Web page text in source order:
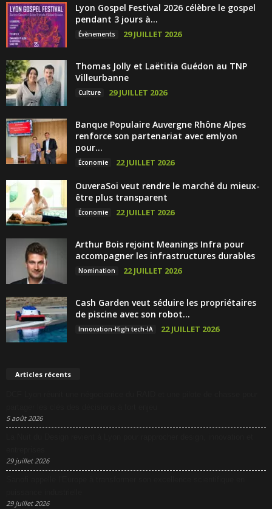
Lyon Gospel Festival 2026 célèbre le gospel
pendant 3 jours à...
Évènements 29 JUILLET 2026
Thomas Jolly et Laëtitia Guédon au TNP
Villeurbanne
Culture 29 JUILLET 2026
Banque Populaire Auvergne Rhône Alpes
renforce son partenariat avec emlyon
pour...
Économie 22 JUILLET 2026
OuveraSoi veut rendre le marché du mieux-
être plus transparent
Économie 22 JUILLET 2026
Arthur Bois rejoint Meanings Infra pour
accompagner les infrastructures durables
Nomination 22 JUILLET 2026
Cash Garden veut séduire les propriétaires
de piscine avec son robot...
Innovation-High tech-IA 22 JUILLET 2026
Articles récents
5 août 2026
29 juillet 2026
29 juillet 2026